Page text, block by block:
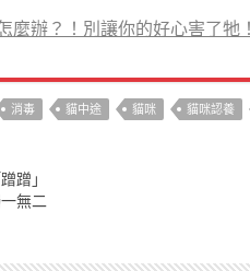
麼辦？！別讓你的好心害了牠！
消毒 貓中途 貓咪 貓咪認養
蹭」
無二